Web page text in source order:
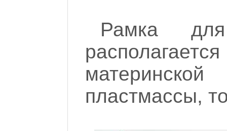
Рамка
пластмассы,